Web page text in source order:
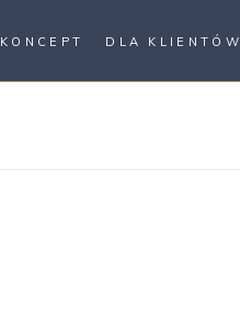
KONCEPT DLA KLIENTÓW